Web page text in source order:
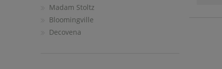
Madam Stoltz
Bloomingville
Decovena